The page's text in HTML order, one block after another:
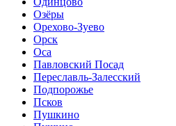
Озёры
Орехово-Зуево
Орск
Оса
Павловский Посад
Переславль-Залесский
Подпорожье
Псков
Пушкино